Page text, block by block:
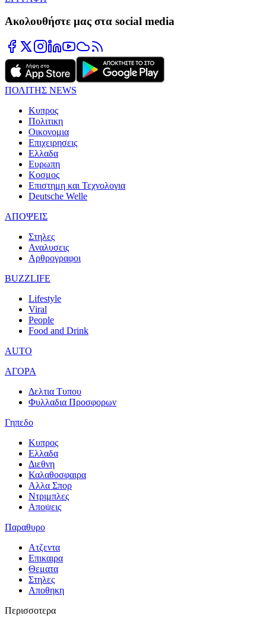
Ακολουθήστε μας στα social media
ΠΟΛΙΤΗΣ NEWS
Κυπρος
Πολιτικη
Οικονομια
Επιχειρησεις
Ελλαδα
Ευρωπη
Κοσμος
Επιστημη και Τεχνολογια
Deutsche Welle
ΑΠΟΨΕΙΣ
Στηλες
Αναλυσεις
Αρθρογραφοι
BUZZLIFE
Lifestyle
Viral
People
Food and Drink
AUTO
ΑΓΟΡΑ
Δελτια Τυπου
Φυλλαδια Προσφορων
Γηπεδο
Κυπρος
Ελλαδα
Διεθνη
Καλαθοσφαιρα
Αλλα Σπορ
Ντριμπλες
Αποψεις
Παραθυρο
Ατζεντα
Επικαιρα
Θεματα
Στηλες
Αποθηκη
Περισσοτερα